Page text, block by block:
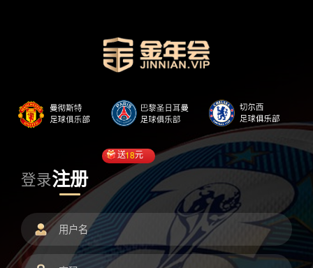
登录注册
送18元